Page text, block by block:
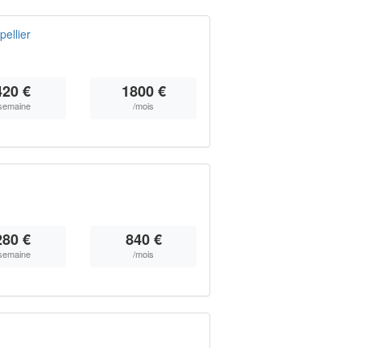
€ 1800 €
/mois
€ 840 €
/mois